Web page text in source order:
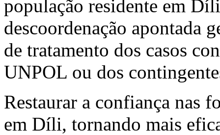
população residente em
descoordenação apontada
de tratamento dos casos
UNPOL ou dos
Restaurar a confiança nas
em Díli, tornando mais